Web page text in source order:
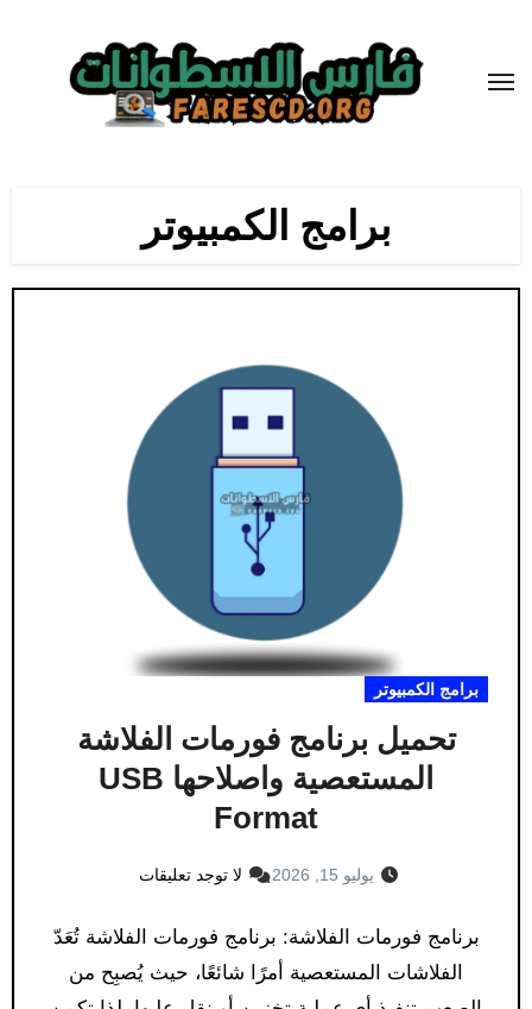
المحتوى
برامج الكمبيوتر
برامج الكمبيوتر
تحميل برنامج فورمات الفلاشة
المستعصية واصلاحها USB
Format
يوليو 15, 2026 لا توجد تعليقات
برنامج فورمات الفلاشة: برنامج فورمات الفلاشة تُعَدّ
الفلاشات المستعصية أمرًا شائعًا، حيث يُصبِح من